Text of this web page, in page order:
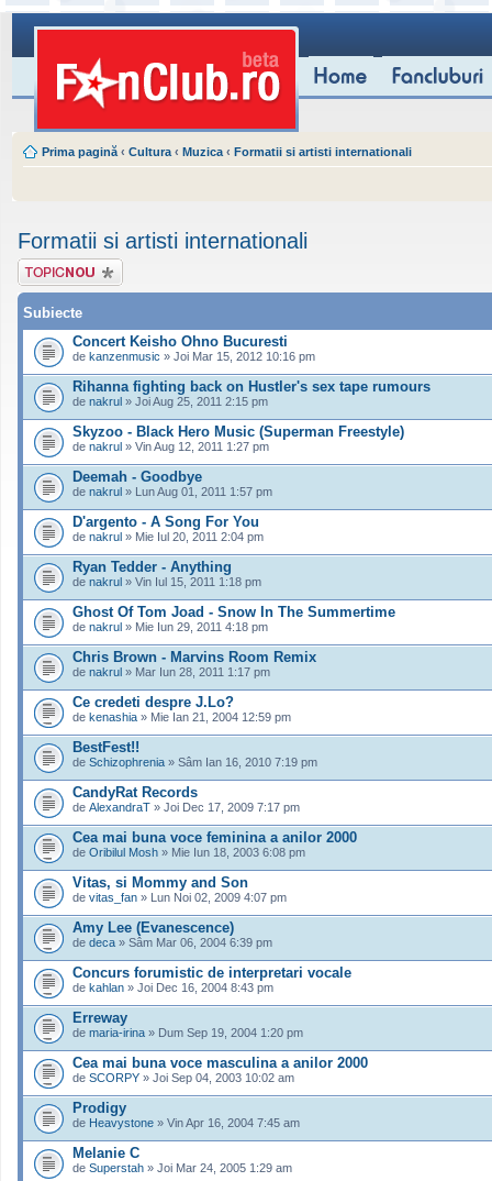
Prima pagină ‹ Cultura ‹ Muzica ‹ Formatii si artisti internationali
Formatii si artisti internationali
Scrie un subiect
nou
Subiecte
Concert Keisho Ohno Bucuresti
de kanzenmusic » Joi Mar 15, 2012 10:16 pm
Rihanna fighting back on Hustler's sex tape rumours
de nakrul » Joi Aug 25, 2011 2:15 pm
Skyzoo - Black Hero Music (Superman Freestyle)
de nakrul » Vin Aug 12, 2011 1:27 pm
Deemah - Goodbye
de nakrul » Lun Aug 01, 2011 1:57 pm
D'argento - A Song For You
de nakrul » Mie Iul 20, 2011 2:04 pm
Ryan Tedder - Anything
de nakrul » Vin Iul 15, 2011 1:18 pm
Ghost Of Tom Joad - Snow In The Summertime
de nakrul » Mie Iun 29, 2011 4:18 pm
Chris Brown - Marvins Room Remix
de nakrul » Mar Iun 28, 2011 1:17 pm
Ce credeti despre J.Lo?
de kenashia » Mie Ian 21, 2004 12:59 pm
BestFest!!
de Schizophrenia » Sâm Ian 16, 2010 7:19 pm
CandyRat Records
de AlexandraT » Joi Dec 17, 2009 7:17 pm
Cea mai buna voce feminina a anilor 2000
de Oribilul Mosh » Mie Iun 18, 2003 6:08 pm
Vitas, si Mommy and Son
de vitas_fan » Lun Noi 02, 2009 4:07 pm
Amy Lee (Evanescence)
de deca » Sâm Mar 06, 2004 6:39 pm
Concurs forumistic de interpretari vocale
de kahlan » Joi Dec 16, 2004 8:43 pm
Erreway
de maria-irina » Dum Sep 19, 2004 1:20 pm
Cea mai buna voce masculina a anilor 2000
de SCORPY » Joi Sep 04, 2003 10:02 am
Prodigy
de Heavystone » Vin Apr 16, 2004 7:45 am
Melanie C
de Superstah » Joi Mar 24, 2005 1:29 am